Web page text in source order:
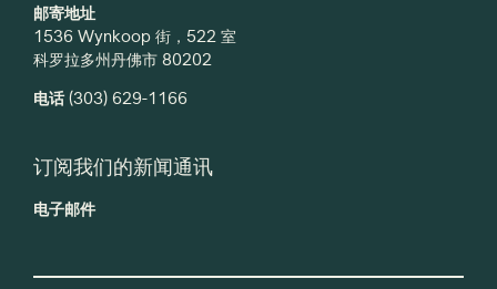
邮寄地址
1536 Wynkoop 街，522 室
科罗拉多州丹佛市 80202
电话(303) 629-1166
订阅我们的新闻通讯
电子邮件